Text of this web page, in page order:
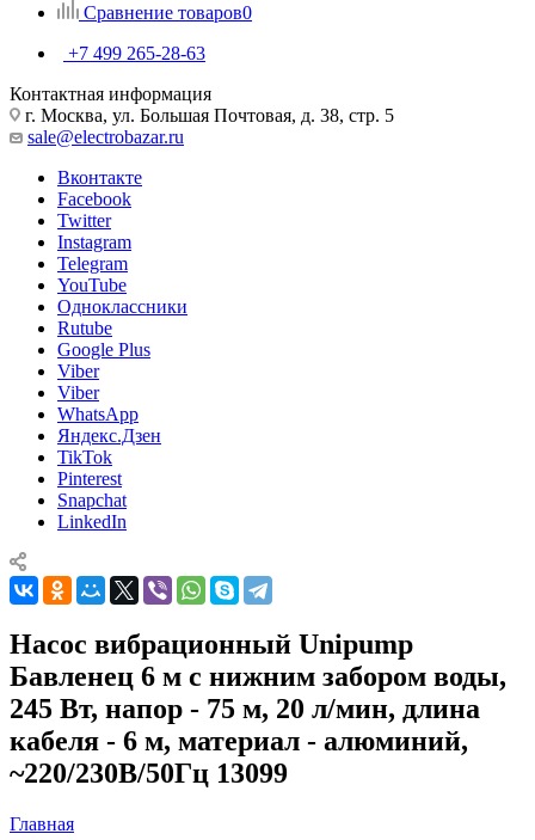
Сравнение товаров0
+7 499 265-28-63
Контактная информация
г. Москва, ул. Большая Почтовая, д. 38, стр. 5
sale@electrobazar.ru
Вконтакте
Facebook
Twitter
Instagram
Telegram
YouTube
Одноклассники
Rutube
Google Plus
Viber
Viber
WhatsApp
Яндекс.Дзен
TikTok
Pinterest
Snapchat
LinkedIn
Насос вибрационный Unipump
Бавленец 6 м с нижним забором воды,
245 Вт, напор - 75 м, 20 л/мин, длина
кабеля - 6 м, материал - алюминий,
~220/230В/50Гц 13099
Главная